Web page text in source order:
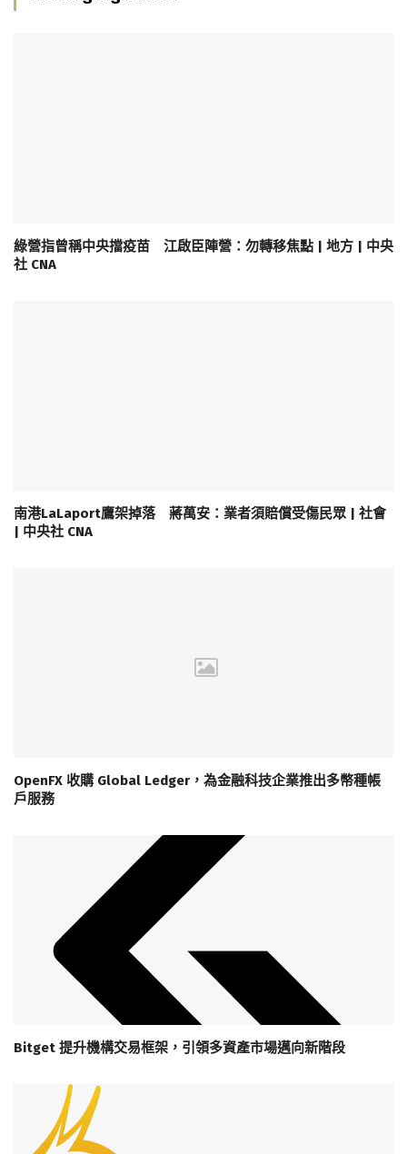
綠營指曾稱中央擋疫苗 江啟臣陣營：勿轉移焦點 | 地方 | 中央
社 CNA
南港LaLaport鷹架掉落 蔣萬安：業者須賠償受傷民眾 | 社會
| 中央社 CNA
OpenFX 收購 Global Ledger，為金融科技企業推出多幣種帳
戶服務
Bitget 提升機構交易框架，引領多資產市場邁向新階段